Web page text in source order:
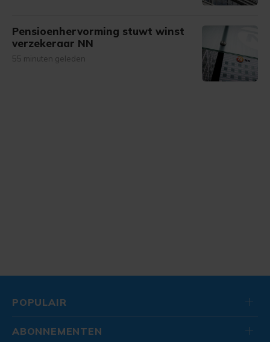
Pensioenhervorming stuwt winst
verzekeraar NN
55 minuten geleden
POPULAIR
ABONNEMENTEN